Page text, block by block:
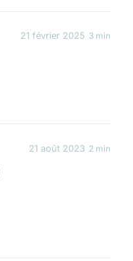
21 février 2025 3 min
21 août 2023 2 min